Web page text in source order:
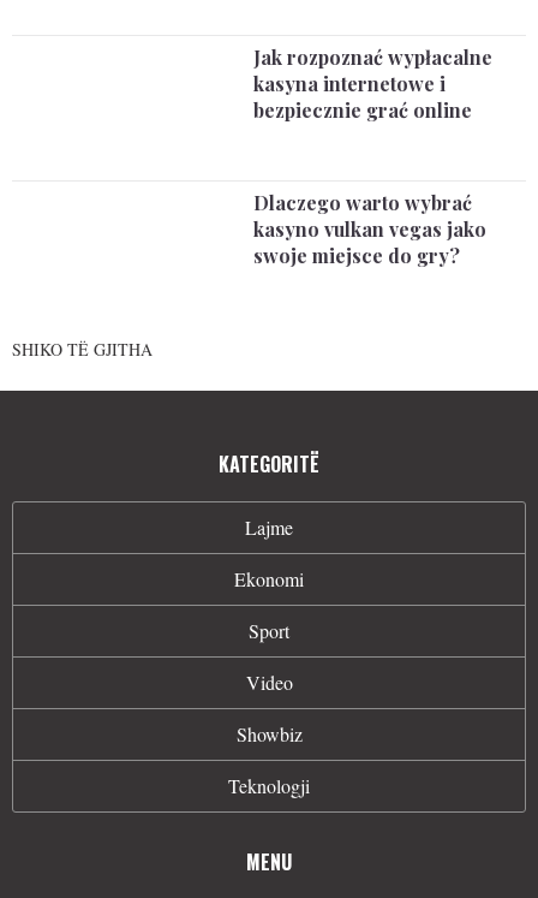
Jak rozpoznać wypłacalne
kasyna internetowe i
bezpiecznie grać online
Dlaczego warto wybrać
kasyno vulkan vegas jako
swoje miejsce do gry?
SHIKO TË GJITHA
KATEGORITË
Lajme
Ekonomi
Sport
Video
Showbiz
Teknologji
MENU